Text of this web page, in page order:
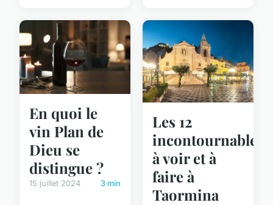
En quoi le
vin Plan de
Dieu se
distingue ?
15 juillet 2024 3 min
Les 12
incontournables
à voir et à
faire à
Taormina